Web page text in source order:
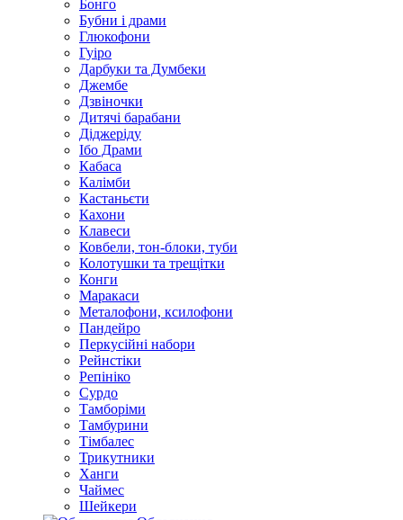
Бонго
Бубни і драми
Глюкофони
Гуіро
Дарбуки та Думбеки
Джембе
Дзвіночки
Дитячі барабани
Діджеріду
Ібо Драми
Кабаса
Калімби
Кастаньєти
Кахони
Клавеси
Ковбели, тон-блоки, туби
Колотушки та трещітки
Конги
Маракаси
Металофони, ксилофони
Пандейро
Перкусійні набори
Рейнстіки
Репініко
Сурдо
Тамборіми
Тамбурини
Тімбалес
Трикутники
Ханги
Чаймес
Шейкери